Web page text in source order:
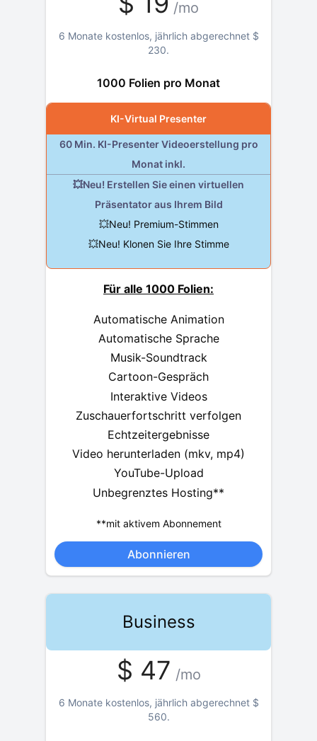
/mo
6 Monate kostenlos, jährlich abgerechnet $
230.
1000 Folien pro Monat
KI-Virtual Presenter
60 Min. KI-Presenter Videoerstellung pro
Monat inkl.
💥Neu! Erstellen Sie einen virtuellen
Präsentator aus Ihrem Bild
💥Neu! Premium-Stimmen
💥Neu! Klonen Sie Ihre Stimme
Für alle 1000 Folien:
Automatische Animation
Automatische Sprache
Musik-Soundtrack
Cartoon-Gespräch
Interaktive Videos
Zuschauerfortschritt verfolgen
Echtzeitergebnisse
Video herunterladen (mkv, mp4)
YouTube-Upload
Unbegrenztes Hosting**
**mit aktivem Abonnement
Abonnieren
Business
$ 47 /mo
6 Monate kostenlos, jährlich abgerechnet $
560.